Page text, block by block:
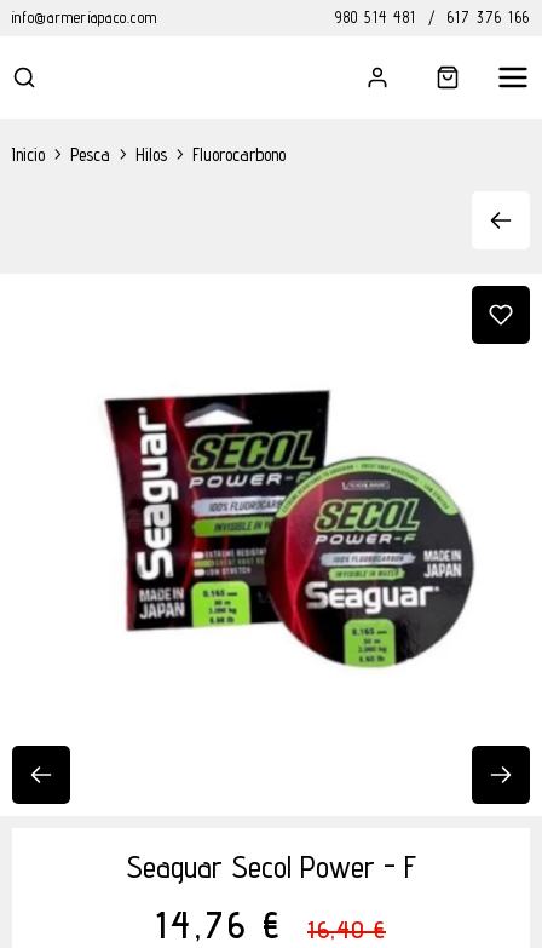
info@armeriapaco.com 980 514 481 / 617 376 166
Inicio > Pesca > Hilos > Fluorocarbono
Seaguar Secol Power - F
14,76 € 16,40 €